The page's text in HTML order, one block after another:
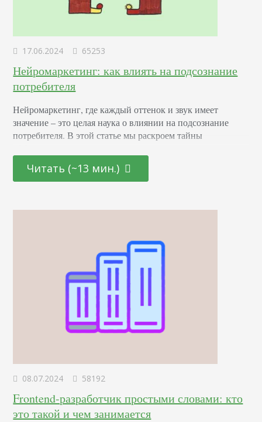
17.06.2024 65253
Нейромаркетинг: как влиять на подсознание
потребителя
Нейромаркетинг, где каждый оттенок и звук имеет
значение – это целая наука о влиянии на подсознание
потребителя. В этой статье мы раскроем тайны
последних достижениях в области психологии и
нейронаук. От подбора цветовой палитры до создания
человеческого сознания для повышения интереса и
Читать (~13 мин.)
08.07.2024 58192
Frontend-разработчик простыми словами: кто
это такой и чем занимается